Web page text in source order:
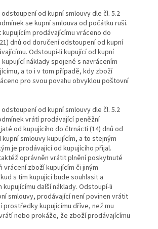
od kupní smlouvy dle čl. 5.2
se kupní smlouva od počátku ruší.
kupujícím prodávajícímu vráceno do
dnů od doručení odstoupení od kupní
Odstoupí-li kupující od kupní
náklady spojené s navrácením
a to i v tom případě, kdy zboží
pro svou povahu obvyklou poštovní
od kupní smlouvy dle čl. 5.2
vrátí prodávající peněžní
od kupujícího do čtrnácti (14) dnů od
smlouvy kupujícím, a to stejným
je prodávající od kupujícího přijal.
oprávněn vrátit plnění poskytnuté
vrácení zboží kupujícím či jiným
s tím kupující bude souhlasit a
kupujícímu další náklady. Odstoupí-li
smlouvy, prodávající není povinen vrátit
prostředky kupujícímu dříve, než mu
nebo prokáže, že zboží prodávajícímu